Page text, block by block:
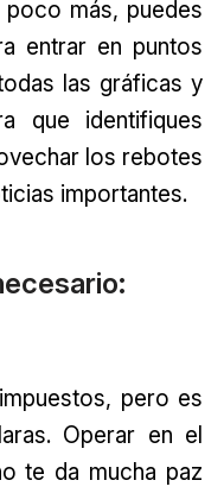
más, puedes
entrar en puntos
las gráficas y
que identifiques
los rebotes
importantes.
pero es
Operar en el
te da mucha paz